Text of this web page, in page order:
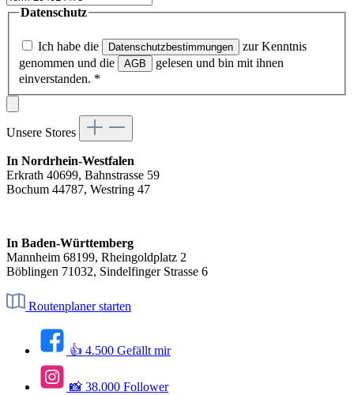
Datenschutz
Ich habe die Datenschutzbestimmungen
zur Kenntnis
genommen und die
AGB
gelesen und bin mit ihnen
einverstanden. *
Unsere Stores
In Nordrhein-Westfalen
Erkrath 40699, Bahnstrasse 59
Bochum 44787, Westring 47
In Baden-Württemberg
Mannheim 68199, Rheingoldplatz 2
Böblingen 71032, Sindelfinger Strasse 6
Routenplaner starten
👍 4.500 Gefällt mir
📸 38.000 Follower